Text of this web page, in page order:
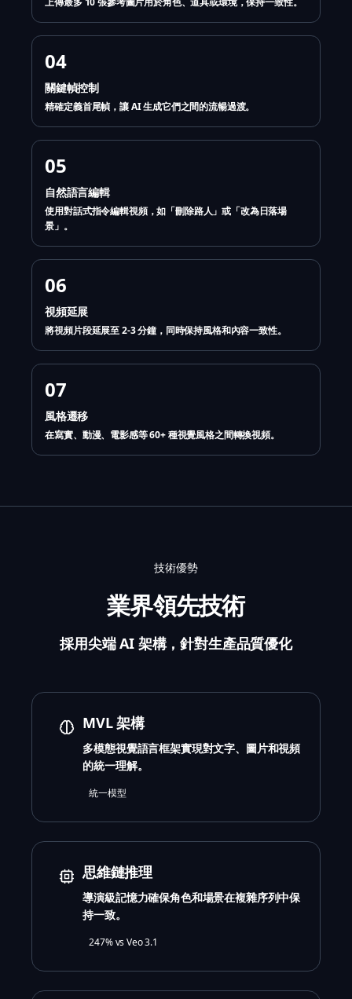
04
關鍵幀控制
精確定義首尾幀，讓 AI 生成它們之間的流暢過渡。
05
自然語言編輯
使用對話式指令編輯視頻，如「刪除路人」或「改為日落場
景」。
06
視頻延展
將視頻片段延展至 2-3 分鐘，同時保持風格和內容一致性。
07
風格遷移
在寫實、動漫、電影感等 60+ 種視覺風格之間轉換視頻。
技術優勢
業界領先技術
採用尖端 AI 架構，針對生產品質優化
MVL 架構
多模態視覺語言框架實現對文字、圖片和視頻
的統一理解。
統一模型
思維鏈推理
導演級記憶力確保角色和場景在複雜序列中保
持一致。
247% vs Veo 3.1